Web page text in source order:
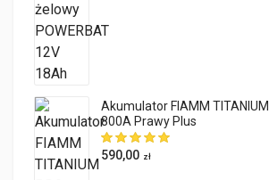
Akumulator FIAMM
800A Prawy Plus
590,00 zł